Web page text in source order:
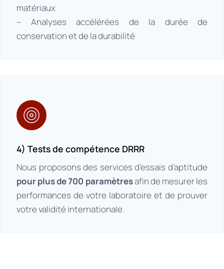
matériaux
– Analyses accélérées de la durée de
conservation et de la durabilité
4) Tests de compétence DRRR
Nous proposons des services d’essais d’aptitude
pour plus de 700 paramètresafin de mesurer les
performances de votre laboratoire et de prouver
votre validité internationale.